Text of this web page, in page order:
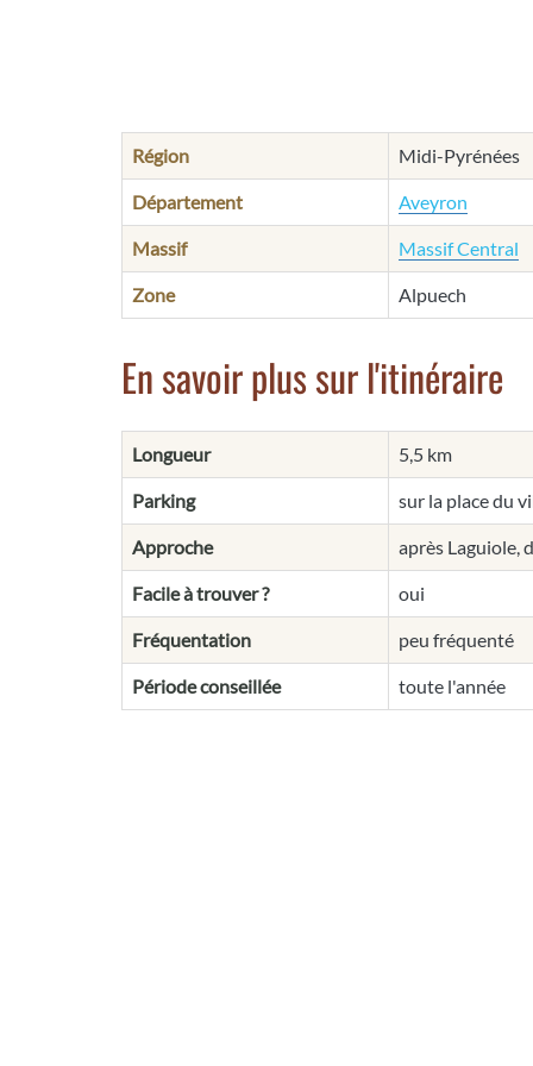
Région Midi-Pyrénées
Département Aveyron
Massif Massif Central
Zone Alpuech
En savoir plus sur l'itinéraire
Longueur 5,5 km
Parking sur la place du
Approche après Laguiole,
Facile à trouver ? oui
Fréquentation peu fréquenté
Période conseillée toute l'année